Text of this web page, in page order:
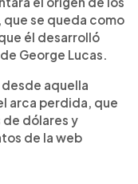
que se queda como
él desarrolló
George Lucas.
aquella
arca perdida, que
de dólares y
de la web